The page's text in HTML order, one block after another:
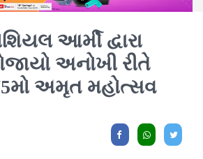
આર્મી દ્વારા
અનોખી રીતે
અમૃત મહોત્સવ